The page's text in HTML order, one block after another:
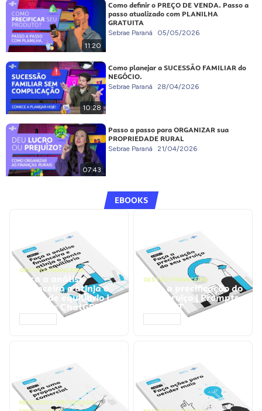
11:20
Como definir o PREÇO DE VENDA. Passo a
passo atualizado com PLANILHA
GRATUITA
Sebrae Paraná 05/05/2026
10:28
Como planejar a SUCESSÃO FAMILIAR do
NEGÓCIO.
Sebrae Paraná 28/04/2026
07:43
Passo a passo para ORGANIZAR sua
PROPRIEDADE RURAL
Sebrae Paraná 21/04/2026
EBOOKS
GESTÃO FINANCEIRA
Faça a análise
financeira e atinja o
ponto de equilíbrio |
Prompts ChatGPT
GESTÃO FINANCEIRA
Faça a precificação do
seu serviço | Prompts
ChatGPT
NEGÓCIOS, PROCESSOS